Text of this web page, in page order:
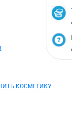
КОСМЕТИКУ